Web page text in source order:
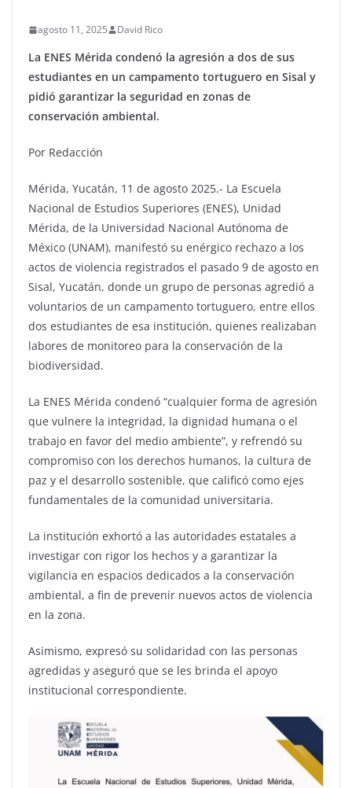
agosto 11, 2025 David Rico
La ENES Mérida condenó la agresión a dos de sus
estudiantes en un campamento tortuguero en Sisal y
pidió garantizar la seguridad en zonas de
conservación ambiental.
Por Redacción
Mérida, Yucatán, 11 de agosto 2025.- La Escuela
Nacional de Estudios Superiores (ENES), Unidad
Mérida, de la Universidad Nacional Autónoma de
México (UNAM), manifestó su enérgico rechazo a los
actos de violencia registrados el pasado 9 de agosto en
Sisal, Yucatán, donde un grupo de personas agredió a
voluntarios de un campamento tortuguero, entre ellos
dos estudiantes de esa institución, quienes realizaban
labores de monitoreo para la conservación de la
biodiversidad.
La ENES Mérida condenó “cualquier forma de agresión
que vulnere la integridad, la dignidad humana o el
trabajo en favor del medio ambiente”, y refrendó su
compromiso con los derechos humanos, la cultura de
paz y el desarrollo sostenible, que calificó como ejes
fundamentales de la comunidad universitaria.
La institución exhortó a las autoridades estatales a
investigar con rigor los hechos y a garantizar la
vigilancia en espacios dedicados a la conservación
ambiental, a fin de prevenir nuevos actos de violencia
en la zona.
Asimismo, expresó su solidaridad con las personas
agredidas y aseguró que se les brinda el apoyo
institucional correspondiente.